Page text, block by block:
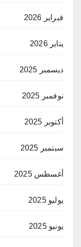
فبراير 2026
يناير 2026
ديسمبر 2025
نوفمبر 2025
أكتوبر 2025
سبتمبر 2025
أغسطس 2025
يوليو 2025
يونيو 2025